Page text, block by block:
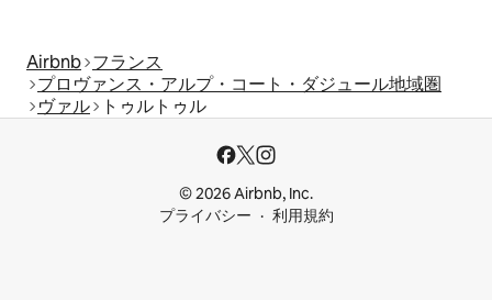
Airbnb フランス
プロヴァンス・アルプ・コート・ダジュール地域圏
ヴァル
トゥルトゥル
© 2026 Airbnb, Inc.
プライバシー
利用規約